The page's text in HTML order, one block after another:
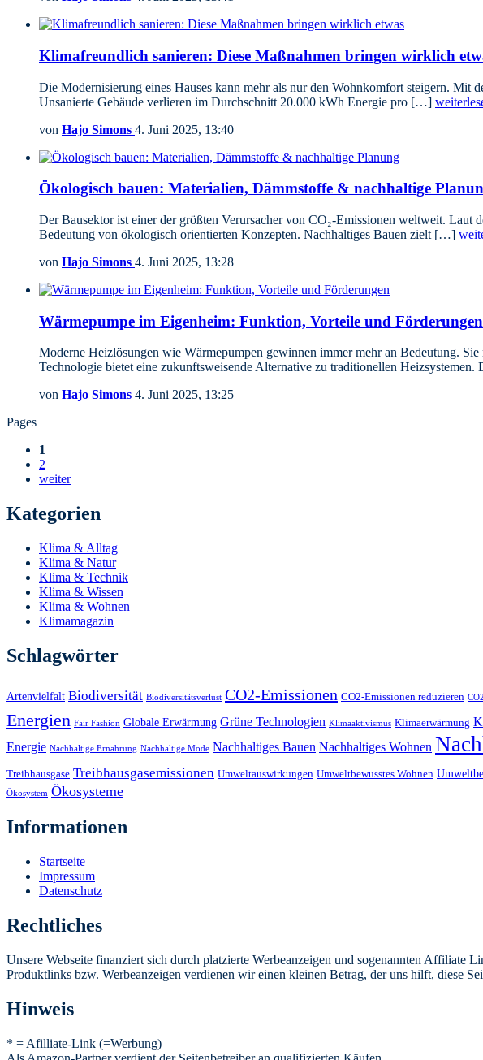
Klimafreundlich sanieren: Diese Maßnahmen bringen wirklich
Die Modernisierung eines Hauses kann mehr als nur den Wohnkomfort steigern. Mit
Unsanierte Gebäude verlieren im Durchschnitt 20.000 kWh Energie pro […]
von Hajo Simons 4. Juni 2025, 13:40
Ökologisch bauen: Materialien, Dämmstoffe & nachhaltige
Der Bausektor ist einer der größten Verursacher von CO₂-Emissionen weltweit.
Bedeutung von ökologisch orientierten Konzepten. Nachhaltiges Bauen zielt […]
von Hajo Simons 4. Juni 2025, 13:28
Wärmepumpe im Eigenheim: Funktion, Vorteile und Förderungen
Moderne Heizlösungen wie Wärmepumpen gewinnen immer mehr an Bedeutung.
Technologie bietet eine zukunftsweisende Alternative zu traditionellen
von Hajo Simons 4. Juni 2025, 13:25
Pages
1
2
weiter
Kategorien
Klima & Alltag
Klima & Natur
Klima & Technik
Klima & Wissen
Klima & Wohnen
Klimamagazin
Schlagwörter
Artenvielfalt Biodiversität Biodiversitätsverlust CO2-Emissionen CO2-Emissionen reduzieren
Energien Fair Fashion Globale Erwärmung Grüne Technologien Klimaaktivismus Klimaerwärmung
Energie Nachhaltige Ernährung Nachhaltige Mode Nachhaltiges Bauen Nachhaltiges Wohnen
Treibhausgase Treibhausgasemissionen Umweltauswirkungen Umweltbewusstes Wohnen
Ökosystem Ökosysteme
Informationen
Startseite
Impressum
Datenschutz
Rechtliches
Unsere Webseite finanziert sich durch platzierte Werbeanzeigen und sogenannten
Produktlinks bzw. Werbeanzeigen verdienen wir einen kleinen Betrag, der uns hilft, diese
Hinweis
* = Afilliate-Link (=Werbung)